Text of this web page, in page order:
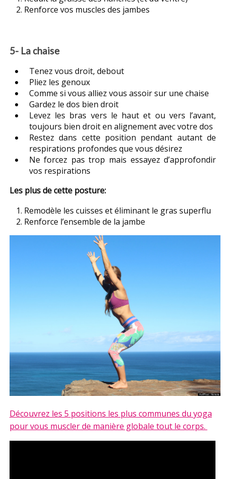
Renforce vos muscles des jambes
5- La chaise
Tenez vous droit, debout
Pliez les genoux
Comme si vous alliez vous assoir sur une chaise
Gardez le dos bien droit
Levez les bras vers le haut et ou vers l’avant,
toujours bien droit en alignement avec votre dos
Restez dans cette position pendant autant de
respirations profondes que vous désirez
Ne forcez pas trop mais essayez d’approfondir
vos respirations
Les plus de cette posture:
Remodèle les cuisses et éliminant le gras superflu
Renforce l’ensemble de la jambe
Découvrez les 5 positions les plus communes du yoga
pour vous muscler de manière globale tout le corps.